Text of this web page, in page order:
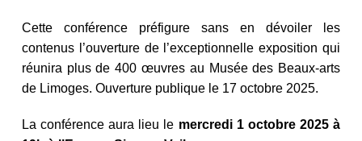
Cette conférence préfigure sans en dévoiler les
contenus l’ouverture de l’exceptionnelle exposition qui
réunira plus de 400 œuvres au Musée des Beaux-arts
de Limoges. Ouverture publique le 17 octobre 2025.
La conférence aura lieu le mercredi 1 octobre 2025 à